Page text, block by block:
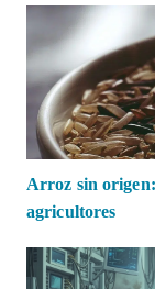
Arroz sin
agricultores